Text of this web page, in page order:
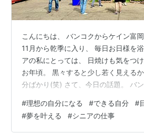
こんにちは、 バンコクからケイン富
11月から乾季に入り、 毎日お日様を
アの私にとっては、 日焼けも気をつ
お年頃。 黒々すると少し若く見える
分ばかり(笑) さて、今日の話題。 バ
ー できる自分になる カンタン３ステ
えられる~ 何かをやるときにこう思う
は無理、私にはできない」 そう思う
#理想の自分になる #できる自分 #
#夢を叶える #シニアの仕事